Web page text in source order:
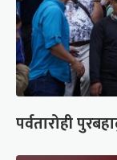
पर्वतारोही